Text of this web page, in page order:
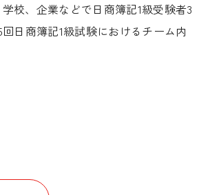
校、企業などで日商簿記1級受験者3
日商簿記1級試験におけるチーム内